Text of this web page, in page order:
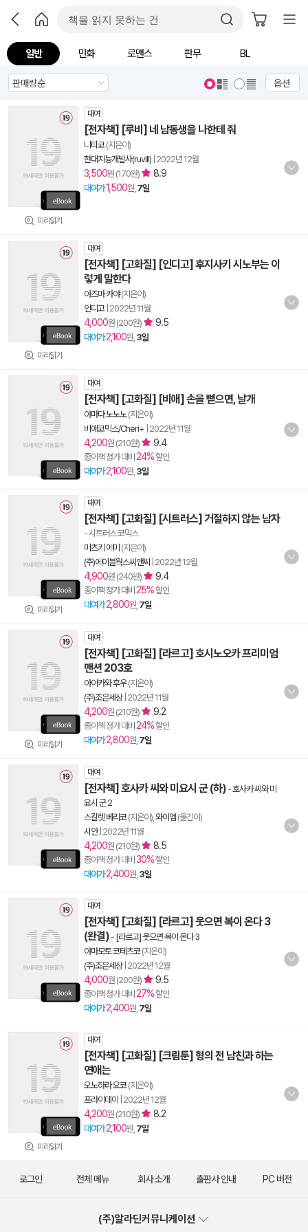
일반 만화 로맨스 판무 BL
옵션
미리읽기
대여
[전자책] [루비] 네 남동생을 나한테 줘
니타코(지은이)
현대지능개발사(ruvill) 2022년 12월
3,500원 (170원) 8.9
대여가1,500원, 7일
미리읽기
대여
[전자책] [고화질] [인디고] 후지사키 시노부는 이
렇게 말한다
아즈마 카야(지은이)
인디고| 2022년 11월
4,000원 (200원) 9.5
대여가 2,100원, 3일
대여
[전자책] [고화질] [비애] 손을 뻗으면, 날개
야마다 노노노(지은이)
비애코믹스/Cheri+ 2022년 11월
4,200원 (210원) 9.4
종이책 정가 대비 24%할인
대여가 2,100원, 3일
미리읽기
대여
[전자책] [고화질] [시트러스] 거절하지 않는 남자
- 시트러스 코믹스
미츠키 에미 (지은이)
(주)에이블웍스씨앤씨
2022년 12월
4,900원 (240원) 9.4
종이책 정가 대비 25%할인
대여가 2,800원, 7일
미리읽기
대여
[전자책] [고화질] [라르고] 호시노오카 프리미엄
맨션 203호
아이카와 후우(지은이)
(주)조은세상| 2022년 11월
4,200원 (210원) 9.2
종이책 정가 대비 24%할인
대여가 2,800원, 7일
대여
[전자책] 호사카 씨와 미요시 군 (하) -호사카 씨와 미
요시 군 2
스칼렛 베리코(지은이), 와이엠 (옮긴이)
시안| 2022년 11월
4,200원 (210원) 8.5
종이책 정가 대비 30%할인
대여가 2,400원, 3일
대여
[전자책] [고화질] [라르고] 웃으면 복이 온다 3
(완결) - [라르고] 웃으면 복이 온다 3
야마모토 코테츠코(지은이)
(주)조은세상| 2022년 12월
4,000원 (200원) 9.5
종이책 정가 대비 27%할인
대여가 2,400원, 7일
미리읽기
대여
[전자책] [고화질] [크림툰] 형의 전 남친과 하는
연애는
오노하라 요코(지은이)
프라이데이
2022년 12월
4,200원 (210원) 8.2
대여가 2,100원, 7일
로그인 전체 메뉴 회사 소개 출판사 안내 PC 버전
(주)알라딘커뮤니케이션